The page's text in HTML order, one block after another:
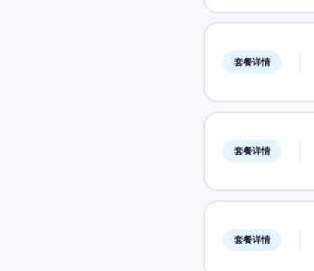
套餐详情
套餐详情
套餐详情